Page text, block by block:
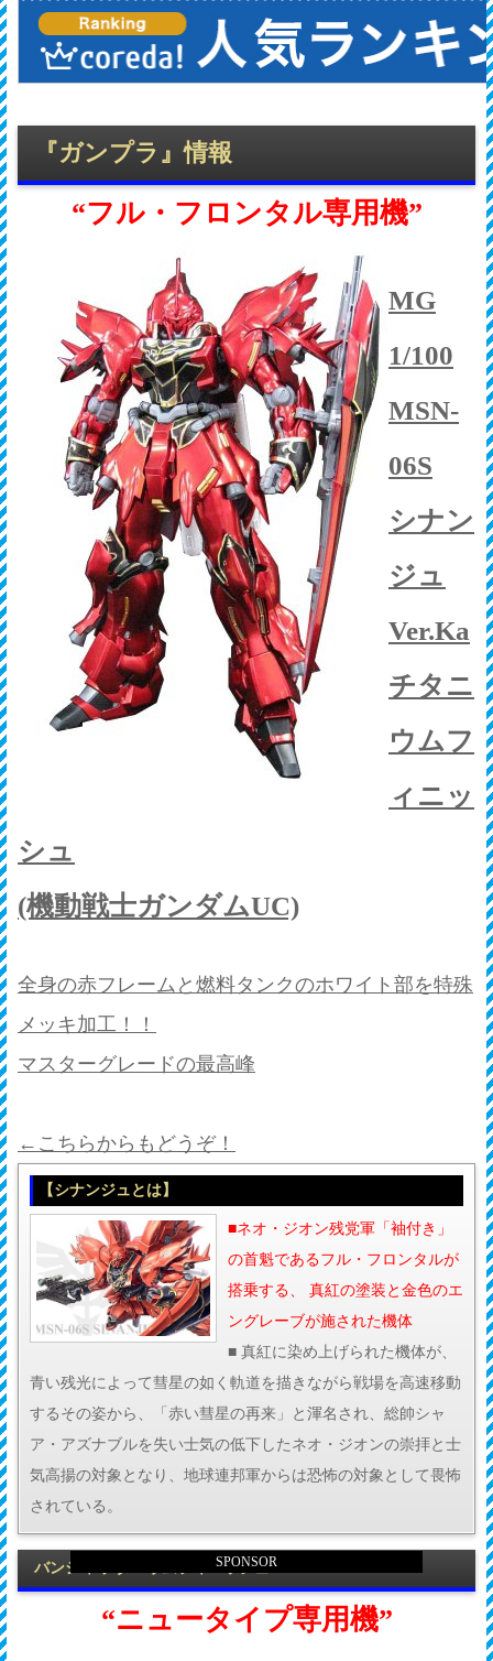
『ガンプラ』情報
“フル・フロンタル専用機”
MG
1/100
MSN-
06S
シナン
ジュ
Ver.Ka
チタニ
ウムフ
ィニッ
シュ
(機動戦士ガンダムUC)
全身の赤フレームと燃料タンクのホワイト部を特殊
メッキ加工！！
マスターグレードの最高峰
←こちらからもどうぞ！
【シナンジュとは】
■ネオ・ジオン残党軍「袖付き」
の首魁であるフル・フロンタルが
搭乗する、 真紅の塗装と金色のエ
ングレーブが施された機体
■ 真紅に染め上げられた機体が、
青い残光によって彗星の如く軌道を描きながら戦場を高速移動
するその姿から、「赤い彗星の再来」と渾名され、総帥シャ
ア・アズナブルを失い士気の低下したネオ・ジオンの崇拝と士
気高揚の対象となり、地球連邦軍からは恐怖の対象として畏怖
されている。
バンシィ チタニウムフィニッシュVer.
“ニュータイプ専用機”
SPONSOR